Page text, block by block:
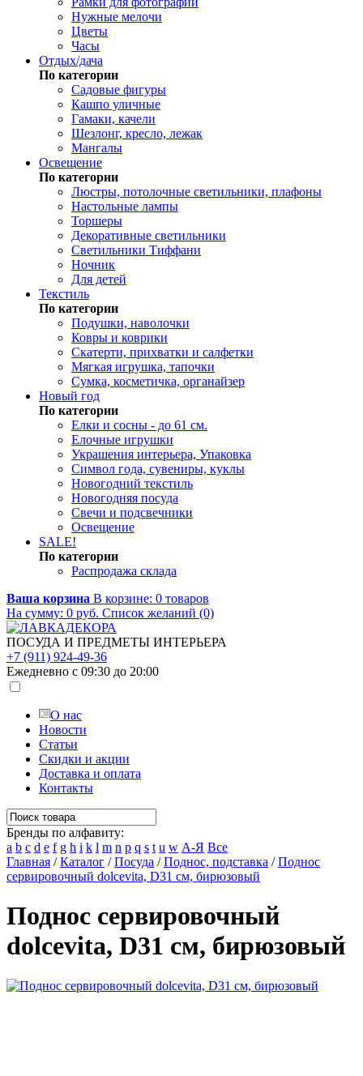
Нужные мелочи
Цветы
Часы
Отдых/дача
По категории
Садовые фигуры
Кашпо уличные
Гамаки, качели
Шезлонг, кресло, лежак
Мангалы
Освещение
По категории
Люстры, потолочные светильники, плафоны
Настольные лампы
Торшеры
Декоративные светильники
Светильники Тиффани
Ночник
Для детей
Текстиль
По категории
Подушки, наволочки
Ковры и коврики
Скатерти, прихватки и салфетки
Мягкая игрушка, тапочки
Сумка, косметичка, органайзер
Новый год
По категории
Елки и сосны - до 61 см.
Елочные игрушки
Украшения интерьера, Упаковка
Символ года, сувениры, куклы
Новогодний текстиль
Новогодняя посуда
Свечи и подсвечники
Освещение
SALE!
По категории
Распродажа склада
Ваша корзина В корзине: 0 товаров
На сумму: 0 руб. Список желаний (0)
ПОСУДА И ПРЕДМЕТЫ ИНТЕРЬЕРА
+7 (911) 924-49-36
Ежедневно с 09:30 до 20:00
О нас
Новости
Статьи
Скидки и акции
Доставка и оплата
Контакты
Бренды по алфавиту:
a b c d e f g h i k l m n p q s t u w А-Я Все
Главная /Каталог /Посуда /Поднос, подставка /Поднос
сервировочный dolcevita, D31 см, бирюзовый
Поднос сервировочный
dolcevita, D31 см, бирюзовый